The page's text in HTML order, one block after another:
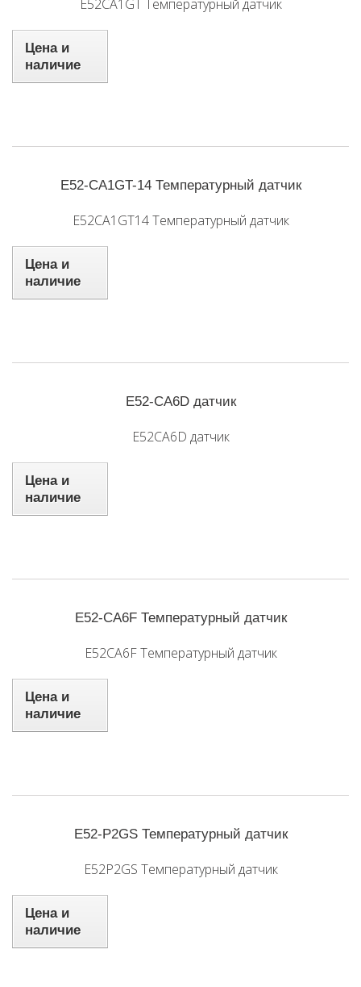
E52CA1GT Температурный датчик
Цена и
наличие
E52-CA1GT-14 Температурный датчик
E52CA1GT14 Температурный датчик
Цена и
наличие
E52-CA6D датчик
E52CA6D датчик
Цена и
наличие
E52-CA6F Температурный датчик
E52CA6F Температурный датчик
Цена и
наличие
E52-P2GS Температурный датчик
E52P2GS Температурный датчик
Цена и
наличие